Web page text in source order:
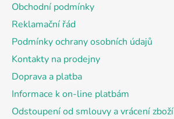
Obchodní podmínky
Reklamační řád
Podmínky ochrany osobních údajů
Kontakty na prodejny
Doprava a platba
Informace k on-line platbám
Odstoupení od smlouvy a vrácení zboží